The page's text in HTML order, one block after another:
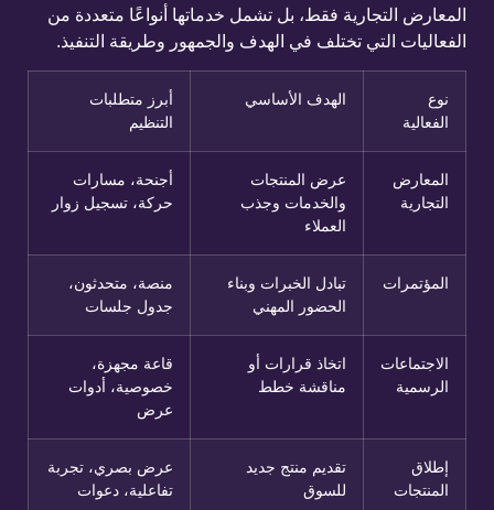
المعارض التجارية فقط، بل تشمل خدماتها أنواعًا متعددة من
الفعاليات التي تختلف في الهدف والجمهور وطريقة التنفيذ.
نوع
الفعالية
الهدف الأساسي
أبرز متطلبات
التنظيم
المعارض
التجارية
عرض المنتجات
والخدمات وجذب
العملاء
أجنحة، مسارات
حركة، تسجيل زوار
المؤتمرات
تبادل الخبرات وبناء
الحضور المهني
منصة، متحدثون،
جدول جلسات
الاجتماعات
الرسمية
اتخاذ قرارات أو
مناقشة خطط
قاعة مجهزة،
خصوصية، أدوات
عرض
إطلاق
المنتجات
تقديم منتج جديد
للسوق
عرض بصري، تجربة
تفاعلية، دعوات